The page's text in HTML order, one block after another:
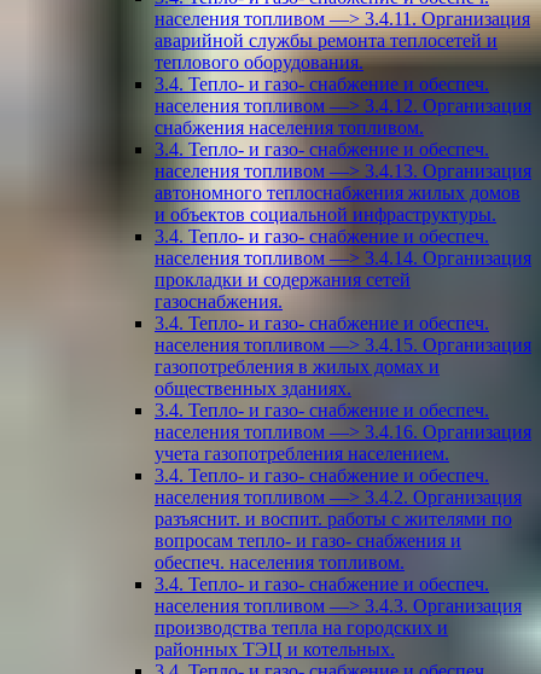
населения топливом —> 3.4.11. Организация
аварийной службы ремонта теплосетей и
теплового оборудования.
3.4. Тепло- и газо- снабжение и обеспеч.
населения топливом —> 3.4.12. Организация
снабжения населения топливом.
3.4. Тепло- и газо- снабжение и обеспеч.
населения топливом —> 3.4.13. Организация
автономного теплоснабжения жилых домов
и объектов социальной инфраструктуры.
3.4. Тепло- и газо- снабжение и обеспеч.
населения топливом —> 3.4.14. Организация
прокладки и содержания сетей
газоснабжения.
3.4. Тепло- и газо- снабжение и обеспеч.
населения топливом —> 3.4.15. Организация
газопотребления в жилых домах и
общественных зданиях.
3.4. Тепло- и газо- снабжение и обеспеч.
населения топливом —> 3.4.16. Организация
учета газопотребления населением.
3.4. Тепло- и газо- снабжение и обеспеч.
населения топливом —> 3.4.2. Организация
разъяснит. и воспит. работы с жителями по
вопросам тепло- и газо- снабжения и
обеспеч. населения топливом.
3.4. Тепло- и газо- снабжение и обеспеч.
населения топливом —> 3.4.3. Организация
производства тепла на городских и
районных ТЭЦ и котельных.